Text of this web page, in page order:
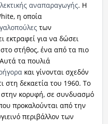
αναπαραγωγής. Η
η οποία
των
εκτραφεί για να δώσει
στήθος, ένα από τα πιο
τα πουλιά
και γίνονται σχεδόν
στη δεκαετία του 1960. Το
στην κορυφή, σε συνδυασμό
προκαλούνται από την
περιβάλλον των